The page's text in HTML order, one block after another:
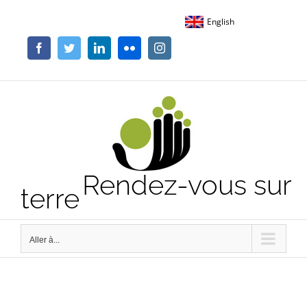
contenu
English
FacebookTwitterLinkedInFlickr Instagram
Rendez-vous sur
terre
Aller à...